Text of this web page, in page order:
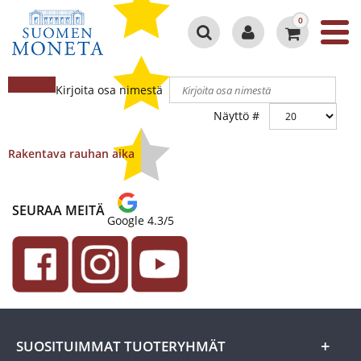
Google 4.3/5
0
Kirjoita osa nimestä
Näyttö #
Rakentava rauhan aika
SEURAA MEITÄ
SUOSITUIMMAT TUOTERYHMÄT